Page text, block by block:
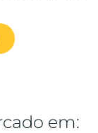
em: